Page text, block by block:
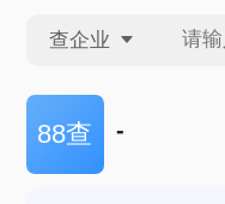
查企业
查企业
88查 -